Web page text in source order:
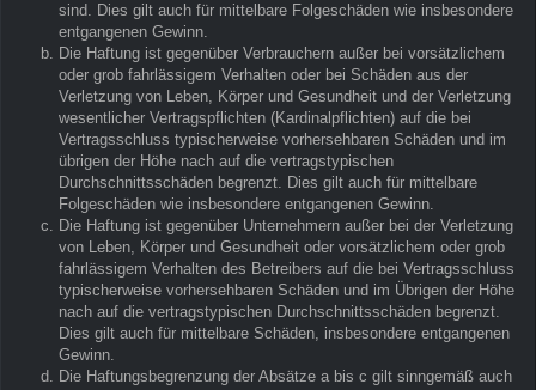
sind. Dies gilt auch für mittelbare Folgeschäden wie insbesondere
entgangenen Gewinn.
Die Haftung ist gegenüber Verbrauchern außer bei vorsätzlichem
oder grob fahrlässigem Verhalten oder bei Schäden aus der
Verletzung von Leben, Körper und Gesundheit und der Verletzung
wesentlicher Vertragspflichten (Kardinalpflichten) auf die bei
Vertragsschluss typischerweise vorhersehbaren Schäden und im
übrigen der Höhe nach auf die vertragstypischen
Durchschnittsschäden begrenzt. Dies gilt auch für mittelbare
Folgeschäden wie insbesondere entgangenen Gewinn.
Die Haftung ist gegenüber Unternehmern außer bei der Verletzung
von Leben, Körper und Gesundheit oder vorsätzlichem oder grob
fahrlässigem Verhalten des Betreibers auf die bei Vertragsschluss
typischerweise vorhersehbaren Schäden und im Übrigen der Höhe
nach auf die vertragstypischen Durchschnittsschäden begrenzt.
Dies gilt auch für mittelbare Schäden, insbesondere entgangenen
Gewinn.
Die Haftungsbegrenzung der Absätze a bis c gilt sinngemäß auch